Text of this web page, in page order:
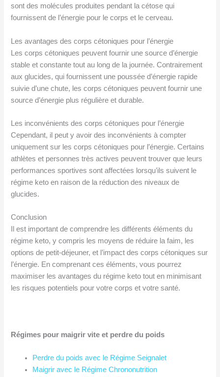
sont des molécules produites pendant la cétose qui
fournissent de l’énergie pour le corps et le cerveau.
Les avantages des corps cétoniques pour l’énergie
Les corps cétoniques peuvent fournir une source d’énergie
stable et constante tout au long de la journée. Contrairement
aux glucides, qui fournissent une poussée d’énergie rapide
suivie d’une chute, les corps cétoniques peuvent fournir une
source d’énergie plus régulière et durable.
Les inconvénients des corps cétoniques pour l’énergie
Cependant, il peut y avoir des inconvénients à compter
uniquement sur les corps cétoniques pour l’énergie. Certains
athlètes et personnes très actives peuvent trouver que leurs
performances sportives sont affectées lorsqu’ils suivent le
régime keto en raison de la réduction des niveaux de
glucides.
Conclusion
Il est important de comprendre les différents éléments du
régime keto, y compris les moyens de réduire la faim, les
options de petit-déjeuner, et l’impact des corps cétoniques sur
l’énergie. En comprenant ces éléments, vous pourrez
maximiser les avantages du régime keto tout en minimisant
les risques potentiels pour votre corps et votre santé.
Régimes pour maigrir vite et perdre du poids
Perdre du poids avec le Régime Seignalet
Maigrir avec le Régime Chrononutrition